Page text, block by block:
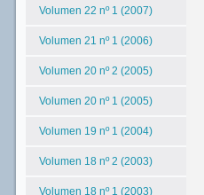
Volumen 22 nº 1 (2007)
Volumen 21 nº 1 (2006)
Volumen 20 nº 2 (2005)
Volumen 20 nº 1 (2005)
Volumen 19 nº 1 (2004)
Volumen 18 nº 2 (2003)
Volumen 18 nº 1 (2003)